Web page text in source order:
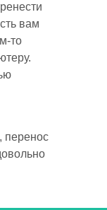
вам
то
перенос